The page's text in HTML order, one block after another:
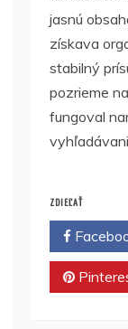
jasnú
získava
stabilný
pozrieme
fungoval
ZDIEĽAŤ